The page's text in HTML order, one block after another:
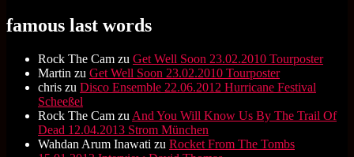
famous last words
Rock The Cam zu Get Well Soon 23.02.2010 Tourposter
Martin zu Get Well Soon 23.02.2010 Tourposter
chris zu Disco Ensemble 22.06.2012 Hurricane Festival
Scheeßel
Rock The Cam zu And You Will Know Us By The Trail Of
Dead 12.04.2013 Strom München
Wahdan Arum Inawati zu Rocket From The Tombs